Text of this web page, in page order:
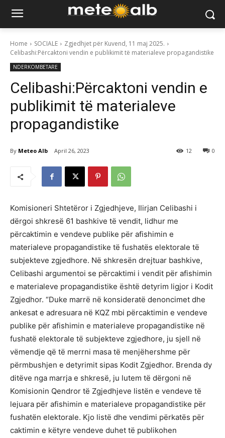
Home SOCIALE
Zgjedhjet për Kuvend, 11 maj 2025.
Celibashi:Përcaktoni vendin e publikimit të materialeve propagandistike
NDERKOMBETARE
Celibashi:Përcaktoni vendin e
publikimit të materialeve
propagandistike
By Meteo Alb April 26, 2023 0
12
Komisioneri Shtetëror i Zgjedhjeve, Ilirjan Celibashi i
dërgoi shkresë 61 bashkive të vendit, lidhur me
përcaktimin e vendeve publike për afishimin e
materialeve propagandistike të fushatës elektorale të
subjekteve zgjedhore. Në shkresën drejtuar bashkive,
Celibashi argumentoi se përcaktimi i vendit për afishimin
e materialeve propagandistike është detyrim ligjor i Kodit
Zgjedhor. “Duke marrë në konsideratë denoncimet dhe
ankesat e adresuara në KQZ mbi përcaktimin e vendeve
publike për afishimin e materialeve propagandistike në
fushatë elektorale të subjekteve zgjedhore, ju sjell në
vëmendje që të merrni masa të menjëhershme për
përmbushjen e detyrimit sipas Kodit Zgjedhor. Brenda dy
ditëve nga marrja e shkresë, ju lutem të dërgoni në
Komisionin Qendror të Zgjedhjeve listën e vendeve të
lejuara për afishimin e materialeve propagandistike për
fushatën elektorale. Kjo listë dhe vendimi përkatës për
caktimin e këtyre vendeve duhet të publikohen